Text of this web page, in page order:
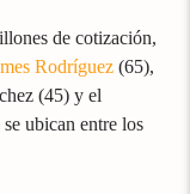
de cotización,
Rodríguez (65),
(45) y el
ubican entre los